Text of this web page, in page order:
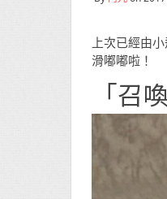
上次已經由
滑嘟嘟啦！
「召